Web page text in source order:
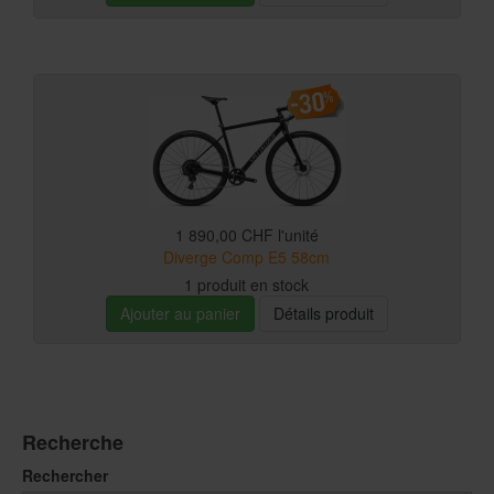
1 890,00 CHF l'unité
Diverge Comp E5 58cm
1 produit en stock
Ajouter au panier
Détails produit
Recherche
Rechercher